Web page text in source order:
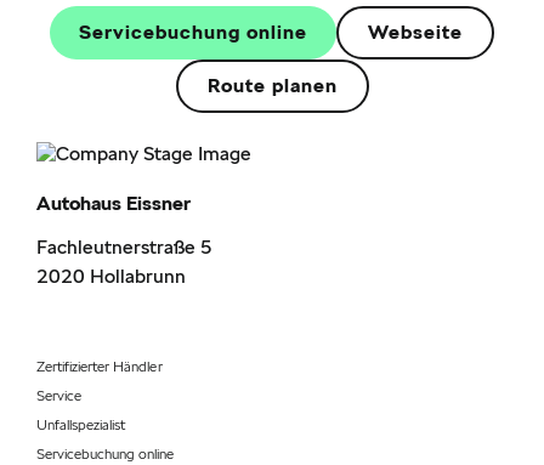
Servicebuchung online Webseite
Route planen
Autohaus Eissner
Fachleutnerstraße 5
2020 Hollabrunn
Zertifizierter Händler
Service
Unfallspezialist
Servicebuchung online